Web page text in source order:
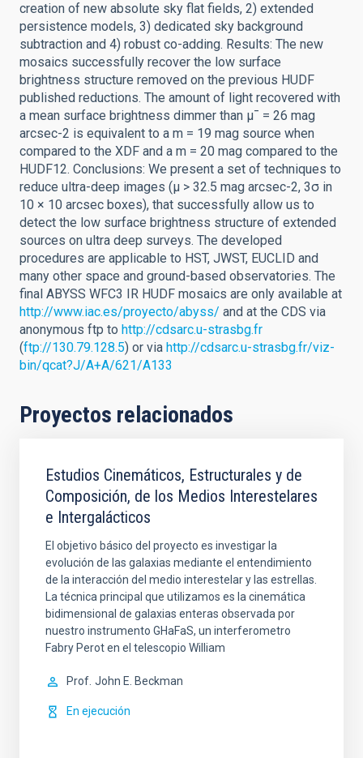
creation of new absolute sky flat fields, 2) extended
persistence models, 3) dedicated sky background
subtraction and 4) robust co-adding. Results: The new
mosaics successfully recover the low surface
brightness structure removed on the previous HUDF
published reductions. The amount of light recovered with
a mean surface brightness dimmer than μ¯ = 26 mag
arcsec-2 is equivalent to a m = 19 mag source when
compared to the XDF and a m = 20 mag compared to the
HUDF12. Conclusions: We present a set of techniques to
reduce ultra-deep images (μ > 32.5 mag arcsec-2, 3σ in
10 × 10 arcsec boxes), that successfully allow us to
detect the low surface brightness structure of extended
sources on ultra deep surveys. The developed
procedures are applicable to HST, JWST, EUCLID and
many other space and ground-based observatories. The
final ABYSS WFC3 IR HUDF mosaics are only available at
http://www.iac.es/proyecto/abyss/ and at the CDS via
anonymous ftp to http://cdsarc.u-strasbg.fr
(ftp://130.79.128.5) or via http://cdsarc.u-strasbg.fr/viz-
bin/qcat?J/A+A/621/A133
Proyectos relacionados
Estudios Cinemáticos, Estructurales y de
Composición, de los Medios Interestelares
e Intergalácticos
El objetivo básico del proyecto es investigar la
evolución de las galaxias mediante el entendimiento
de la interacción del medio interestelar y las estrellas.
La técnica principal que utilizamos es la cinemática
bidimensional de galaxias enteras observada por
nuestro instrumento GHaFaS, un interferometro
Fabry Perot en el telescopio William
Prof. John E. Beckman
En ejecución